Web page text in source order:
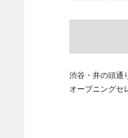
渋谷・井の頭通
オープニングセ